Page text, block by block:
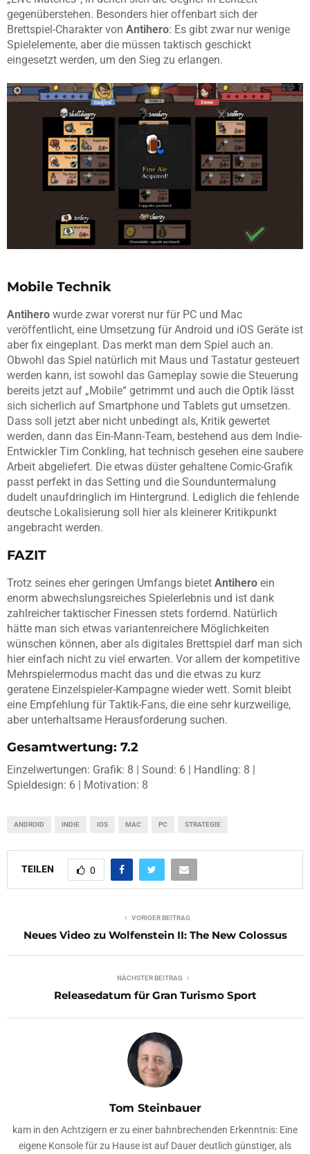
gegenüberstehen. Besonders hier offenbart sich der
Brettspiel-Charakter von Antihero: Es gibt zwar nur wenige
Spielelemente, aber die müssen taktisch geschickt
eingesetzt werden, um den Sieg zu erlangen.
Mobile Technik
Antihero wurde zwar vorerst nur für PC und Mac
veröffentlicht, eine Umsetzung für Android und iOS Geräte ist
aber fix eingeplant. Das merkt man dem Spiel auch an.
Obwohl das Spiel natürlich mit Maus und Tastatur gesteuert
werden kann, ist sowohl das Gameplay sowie die Steuerung
bereits jetzt auf „Mobile“ getrimmt und auch die Optik lässt
sich sicherlich auf Smartphone und Tablets gut umsetzen.
Dass soll jetzt aber nicht unbedingt als, Kritik gewertet
werden, dann das Ein-Mann-Team, bestehend aus dem Indie-
Entwickler Tim Conkling, hat technisch gesehen eine saubere
Arbeit abgeliefert. Die etwas düster gehaltene Comic-Grafik
passt perfekt in das Setting und die Sounduntermalung
dudelt unaufdringlich im Hintergrund. Lediglich die fehlende
deutsche Lokalisierung soll hier als kleinerer Kritikpunkt
angebracht werden.
FAZIT
Trotz seines eher geringen Umfangs bietet Antihero ein
enorm abwechslungsreiches Spielerlebnis und ist dank
zahlreicher taktischer Finessen stets fordernd. Natürlich
hätte man sich etwas variantenreichere Möglichkeiten
wünschen können, aber als digitales Brettspiel darf man sich
hier einfach nicht zu viel erwarten. Vor allem der kompetitive
Mehrspielermodus macht das und die etwas zu kurz
geratene Einzelspieler-Kampagne wieder wett. Somit bleibt
eine Empfehlung für Taktik-Fans, die eine sehr kurzweilige,
aber unterhaltsame Herausforderung suchen.
Gesamtwertung: 7.2
Einzelwertungen: Grafik: 8 | Sound: 6 | Handling: 8 |
Spieldesign: 6 | Motivation: 8
ANDROID INDIE IOS MAC PC STRATEGIE
TEILEN 0
VORIGER BEITRAG
Neues Video zu Wolfenstein II: The New Colossus
NÄCHSTER BEITRAG
Releasedatum für Gran Turismo Sport
Tom Steinbauer
kam in den Achtzigern er zu einer bahnbrechenden Erkenntnis: Eine
eigene Konsole für zu Hause ist auf Dauer deutlich günstiger, als